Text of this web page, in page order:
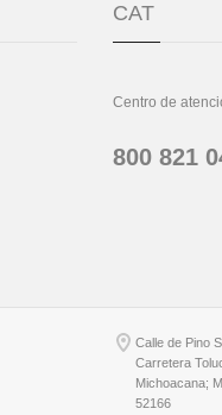
CAT
Centro de
800 821
Calle de Pino
Carretera
Michoacana;
52166